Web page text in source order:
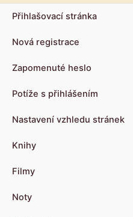
Přihlašovací stránka
Nová registrace
Zapomenuté heslo
Potíže s přihlášením
Nastavení vzhledu stránek
Knihy
Filmy
Noty